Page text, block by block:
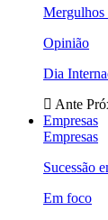
Mergulhos
Opinião
Dia
Ante
Empresas
Empresas
Sucessão
Em foco